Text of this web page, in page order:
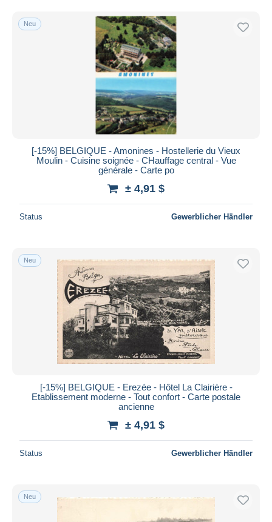
Neu
[-15%] BELGIQUE - Amonines - Hostellerie du Vieux
Moulin - Cuisine soignée - CHauffage central - Vue
générale - Carte po
± 4,91 $
Status Gewerblicher Händler
Neu
[-15%] BELGIQUE - Erezée - Hôtel La Clairière -
Etablissement moderne - Tout confort - Carte postale
ancienne
± 4,91 $
Status Gewerblicher Händler
Neu